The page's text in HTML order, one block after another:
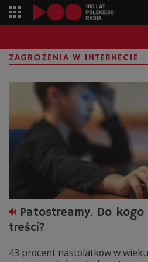
ZAGROŻENIA W INTERNECIE
Patostreamy. Do
treści?
43 procent nastolatków w